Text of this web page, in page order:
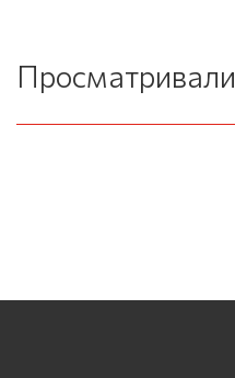
Просматривали